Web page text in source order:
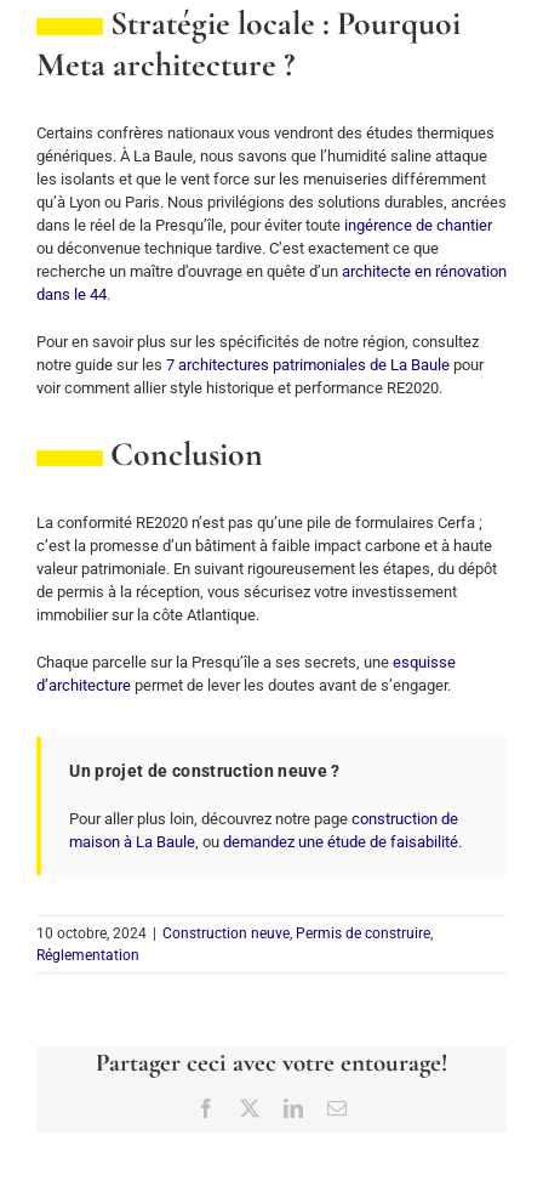
Stratégie locale : Pourquoi
Meta architecture ?
Certains confrères nationaux vous vendront des études thermiques
génériques. À La Baule, nous savons que l’humidité saline attaque
les isolants et que le vent force sur les menuiseries différemment
qu’à Lyon ou Paris. Nous privilégions des solutions durables, ancrées
dans le réel de la Presqu’île, pour éviter toute ingérence de chantier
ou déconvenue technique tardive. C’est exactement ce que
recherche un maître d’ouvrage en quête d’un architecte en rénovation
dans le 44.
Pour en savoir plus sur les spécificités de notre région, consultez
notre guide sur les 7 architectures patrimoniales de La Baule pour
voir comment allier style historique et performance RE2020.
Conclusion
La conformité RE2020 n’est pas qu’une pile de formulaires Cerfa ;
c’est la promesse d’un bâtiment à faible impact carbone et à haute
valeur patrimoniale. En suivant rigoureusement les étapes, du dépôt
de permis à la réception, vous sécurisez votre investissement
immobilier sur la côte Atlantique.
Chaque parcelle sur la Presqu’île a ses secrets, une esquisse
d’architecture permet de lever les doutes avant de s’engager.
Un projet de construction neuve ?
Pour aller plus loin, découvrez notre pageconstruction de
maison à La Baule, oudemandez une étude de faisabilité.
10 octobre, 2024 | Construction neuve Permis de construire
Réglementation
Partager ceci avec votre entourage!
Facebook LinkedInEmail